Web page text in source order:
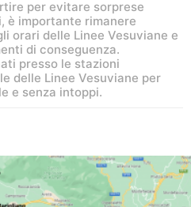
per evitare sorprese
è importante rimanere
orari delle Linee Vesuviane e
di conseguenza.
presso le stazioni
delle Linee Vesuviane per
e senza intoppi.